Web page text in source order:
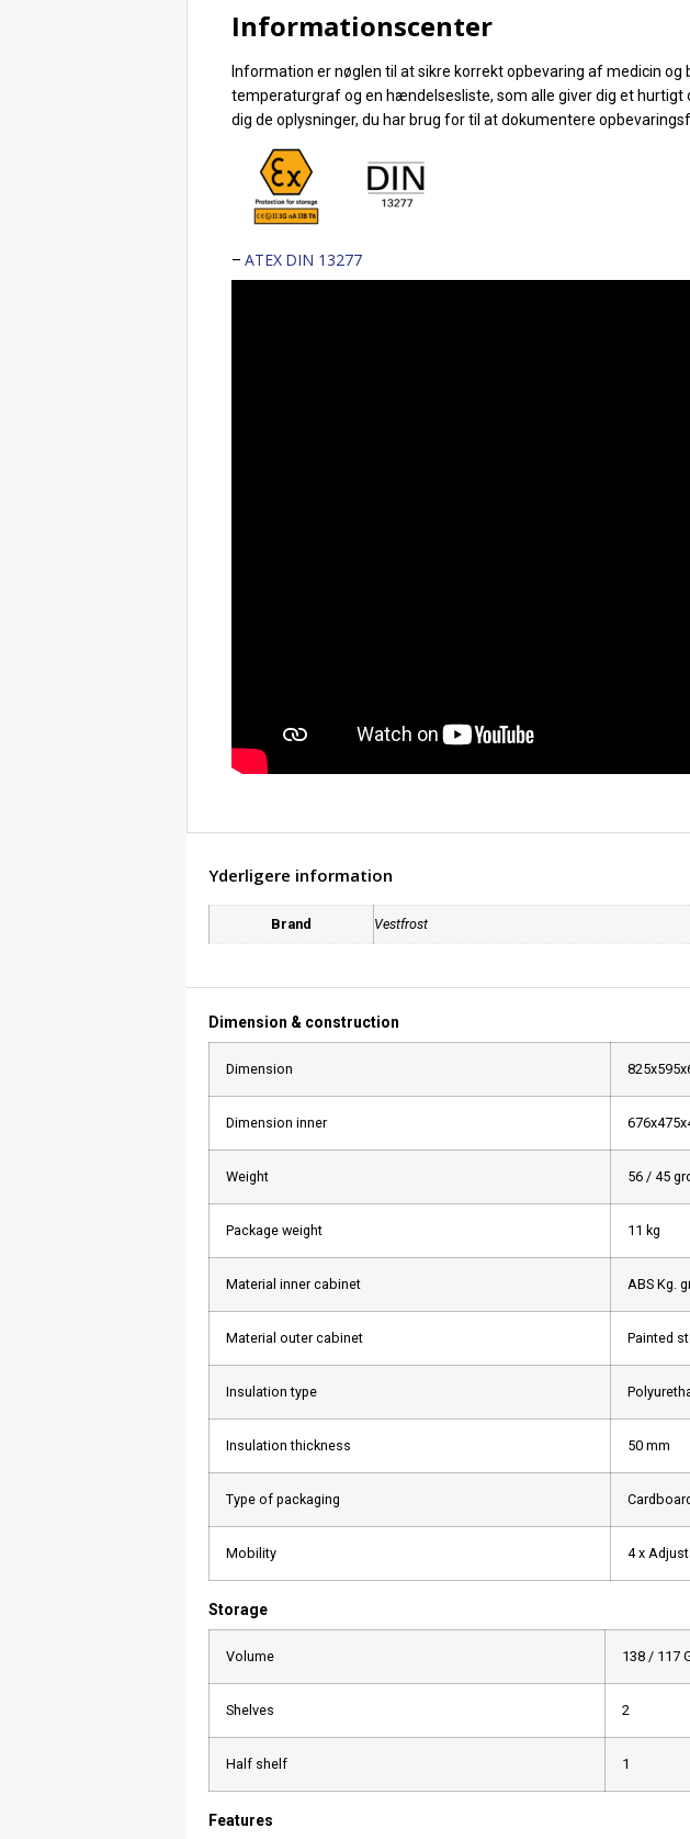
Informationscenter
Information er nøglen til at sikre korrekt opbevaring af medicin og
temperaturgraf og en hændelsesliste, som alle giver dig et hurtigt
dig de oplysninger, du har brug for til at dokumentere
–ATEX DIN 13277
Yderligere information
Brand Vestfrost
Dimension & construction
Dimension
Dimension inner
Weight 56 / 45
Package weight 11 kg
Material inner cabinet ABS Kg.
Material outer cabinet Painted
Insulation type
Insulation thickness 50 mm
Type of packaging
Mobility 4 x
Storage
Volume 138 / 117
Shelves 2
Half shelf 1
Features